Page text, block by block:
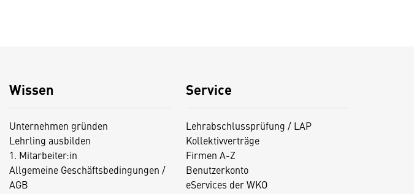
Wissen
Unternehmen gründen
Lehrling ausbilden
1. Mitarbeiter:in
Allgemeine Geschäftsbedingungen /
AGB
Service
Lehrabschlussprüfung / LAP
Kollektivverträge
Firmen A-Z
Benutzerkonto
eServices der WKO